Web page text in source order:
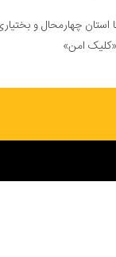
استان چهارمحال و
امن»